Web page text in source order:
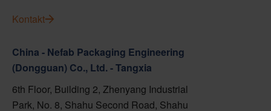
Kontakt
China - Nefab Packaging Engineering
(Dongguan) Co., Ltd. - Tangxia
6th Floor, Building 2, Zhenyang Industrial
Park, No. 8, Shahu Second Road, Shahu